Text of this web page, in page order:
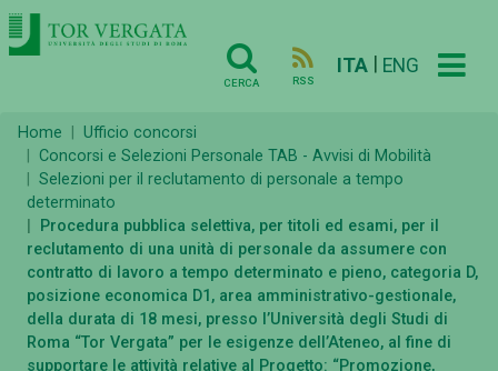
CERCA RSS
ITA ENG
Home
Ufficio concorsi
Concorsi e Selezioni Personale TAB - Avvisi di Mobilità
Selezioni per il reclutamento di personale a tempo
determinato
Procedura pubblica selettiva, per titoli ed esami, per il
reclutamento di una unità di personale da assumere con
contratto di lavoro a tempo determinato e pieno, categoria D,
posizione economica D1, area amministrativo-gestionale,
della durata di 18 mesi, presso l’Università degli Studi di
Roma “Tor Vergata” per le esigenze dell’Ateneo, al fine di
supportare le attività relative al Progetto: “Promozione,